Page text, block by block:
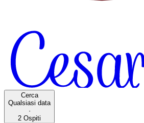
Cerca
Qualsiasi data
·
2 Ospiti